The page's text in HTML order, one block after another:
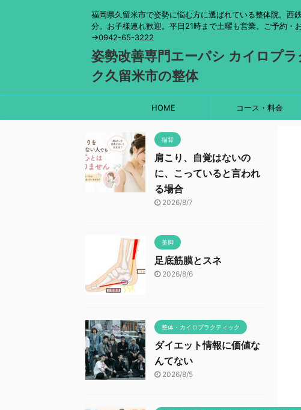
福岡県久留米市で姿勢に悩む方に選ばれている整体院。西
分。お子様連れ歓迎。平日21時まで土曜も営業。ご予約・
→0942-65-3222
姿勢改善専門エーパシ カイロプラ
ク久留米市の整体
HOME コース・料金
猫背
肩こり、自覚はないの
に、こっていると言われ
る場合
2026/8/7
美脚
足底筋膜とスネ
2026/8/6
整体・カイロプラクティック
ダイエット情報に価値な
んてない
2026/8/5